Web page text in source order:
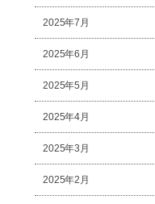
2025年7月
2025年6月
2025年5月
2025年4月
2025年3月
2025年2月